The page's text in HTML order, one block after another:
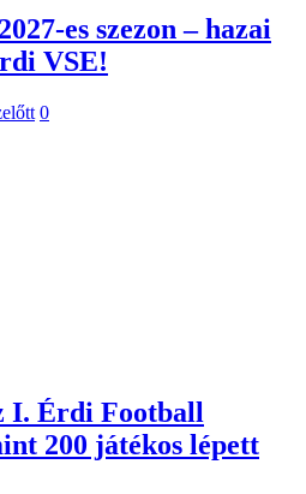
es szezon – hazai
VSE!
0
I. Érdi Football
200 játékos lépett